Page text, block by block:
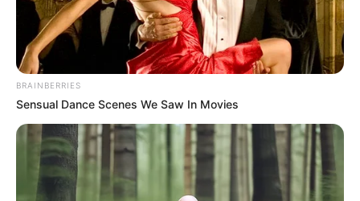
TEMAS DESTACADOS
CORTES DE LUZ EN BOLÍVAR
EL CARMEN DE BOLÍVAR
DUMEK TURBAY
FEMINICIDIO
BRAINBERRIES
Sensual Dance Scenes We Saw In Movies